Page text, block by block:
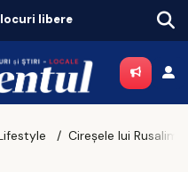
Cireșele lui Rusalim